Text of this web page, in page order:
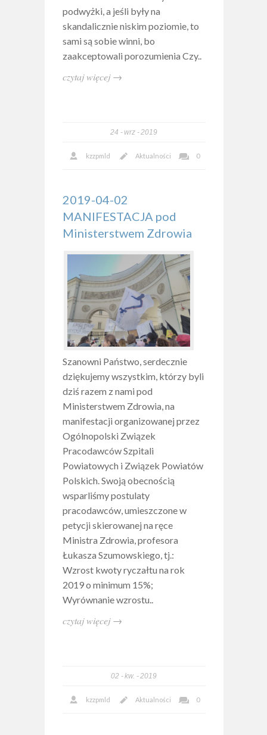
podwyżki, a jeśli były na
skandalicznie niskim poziomie, to
sami są sobie winni, bo
zaakceptowali porozumienia Czy..
czytaj więcej →
24 wrz 2019
kzzpmld Aktualności 0
2019-04-02
MANIFESTACJA pod
Ministerstwem Zdrowia
Szanowni Państwo, serdecznie
dziękujemy wszystkim, którzy byli
dziś razem z nami pod
Ministerstwem Zdrowia, na
manifestacji organizowanej przez
Ogólnopolski Związek
Pracodawców Szpitali
Powiatowych i Związek Powiatów
Polskich. Swoją obecnością
wsparliśmy postulaty
pracodawców, umieszczone w
petycji skierowanej na ręce
Ministra Zdrowia, profesora
Łukasza Szumowskiego, tj.:
Wzrost kwoty ryczałtu na rok
2019 o minimum 15%;
Wyrównanie wzrostu..
czytaj więcej →
02 kw. 2019
kzzpmld Aktualności 0